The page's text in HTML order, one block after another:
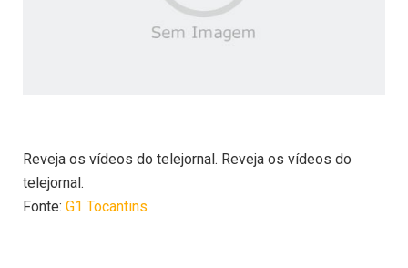
Reveja os vídeos do telejornal. Reveja os vídeos do
telejornal.
Fonte: G1 Tocantins